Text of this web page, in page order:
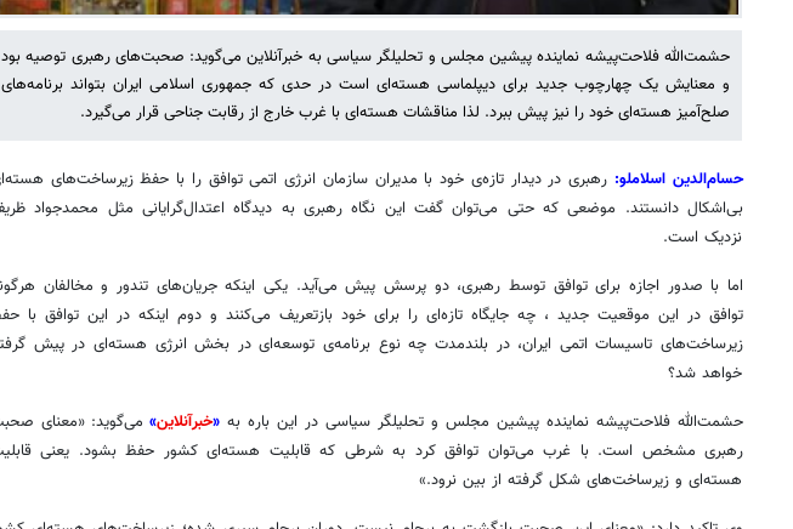
حشمت‌الله فلاحت‌پیشه نماینده پیشین مجلس و تحلیلگر سیاسی به خبرآنلاین می‌گوید: صحبت‌های رهبری توصیه بود
و معنایش یک چهارچوب جدید برای دیپلماسی هسته‌ای‌ است در حدی که جمهوری اسلامی ایران بتواند برنامه‌های
صلح‌آمیز هسته‌ای خود را نیز پیش ببرد. لذا مناقشات هسته‌ای با غرب خارج از رقابت جناحی قرار می‌گیرد.
حسام‌الدین اسلاملو:
نزدیک است.
خواهد شد؟
حشمت‌الله فلاحت‌پیشه نماینده پیشین مجلس و تحلیلگر سیاسی در این باره به «خبرآنلاین»
هسته‌ای و زیرساخت‌های شکل گرفته از بین نرود.»